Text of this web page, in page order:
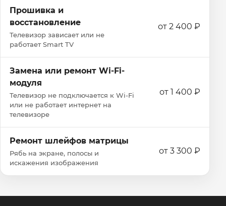
Прошивка и
восстановление
Телевизор зависает или не
работает Smart TV
от 2 400 ₽
Замена или ремонт Wi‑Fi-
модуля
Телевизор не подключается к Wi‑Fi
или не работает интернет на
телевизоре
от 1 400 ₽
Ремонт шлейфов матрицы
Рябь на экране, полосы и
искажения изображения
от 3 300 ₽